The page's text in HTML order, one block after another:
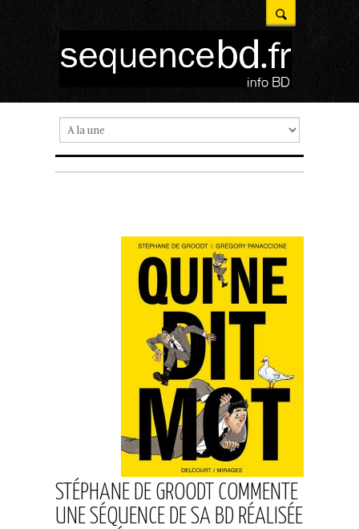
STÉPHANE DE GROODT COMMENTE
UNE SÉQUENCE DE SA BD RÉALISÉE